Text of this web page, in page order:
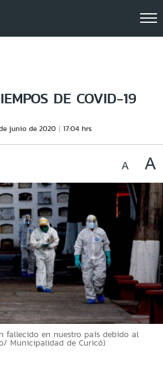
DE COVID-19
junio de 2020 17:04 hrs
fallecido en nuestro país debido al
Municipalidad de Curicó)